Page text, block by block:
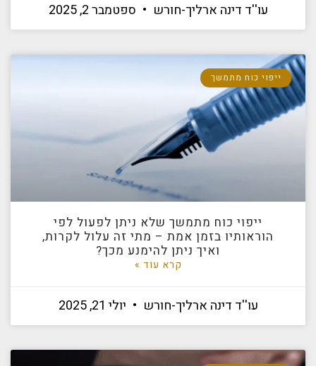
עו''ד דינה ארליך-חורש ספטמבר 2, 2025
ייפוי כוח מתמשך
ייפוי כוח מתמשך שלא ניתן לפעול לפי
הוראותיו בזמן אמת – מתי זה עלול לקרות,
ואיך ניתן להימנע מכך?
קרא עוד »
עו''ד דינה ארליך-חורש יולי 21, 2025